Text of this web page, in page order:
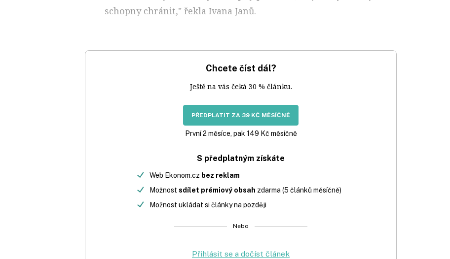
schopny chránit," řekla Ivana Janů.
Chcete číst dál?
Ještě na vás čeká 30 % článku.
PŘEDPLATIT ZA 39 KČ MĚSÍČNĚ
První 2 měsíce, pak 149 Kč měsíčně
S předplatným získáte
Web Ekonom.cz bez reklam
Možnost sdílet prémiový obsah zdarma (5 článků měsíčně)
Možnost ukládat si články na později
Nebo
Přihlásit se a dočíst článek